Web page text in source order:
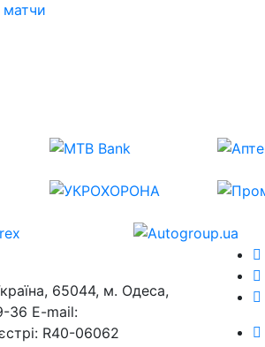
матчи
65044, м. Одеса,
36 E-mail:
R40-06062